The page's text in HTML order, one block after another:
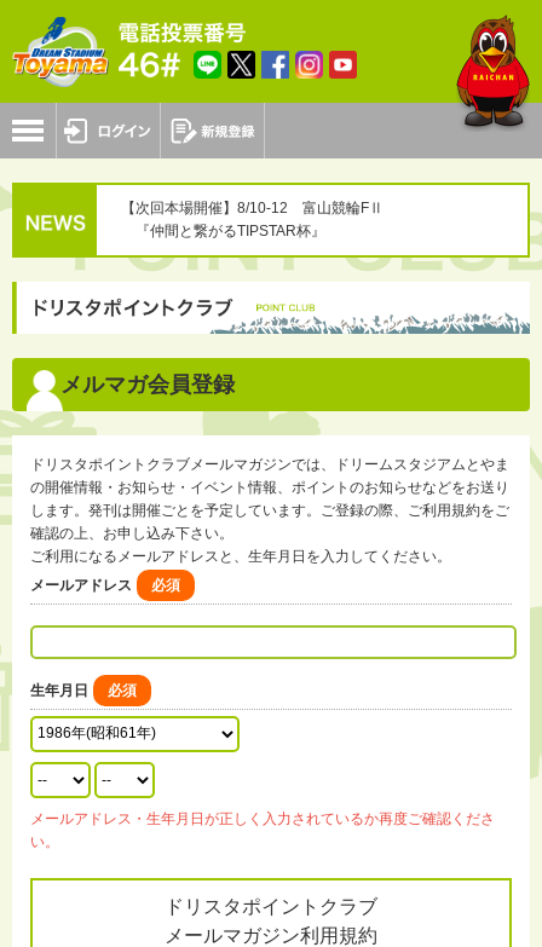
【次回本場開催】8/10-12 富山競輪FⅡ
『仲間と繋がるTIPSTAR杯』
メルマガ会員登録
ドリスタポイントクラブメールマガジンでは、ドリームスタジアムとやま
の開催情報・お知らせ・イベント情報、ポイントのお知らせなどをお送り
します。発刊は開催ごとを予定しています。ご登録の際、ご利用規約をご
確認の上、お申し込み下さい。
ご利用になるメールアドレスと、生年月日を入力してください。
メールアドレス
必須
生年月日 必須
メールアドレス・生年月日が正しく入力されているか再度ご確認くださ
い。
ドリスタポイントクラブ
メールマガジン利用規約